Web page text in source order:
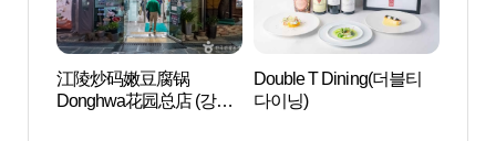
江陵炒码嫩豆腐锅
Donghwa花园总店 (강릉
Double T Dining(더블티
다이닝)